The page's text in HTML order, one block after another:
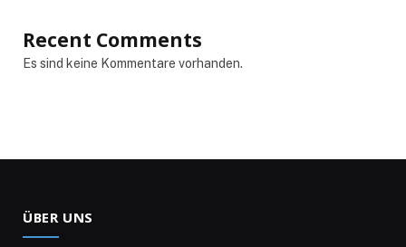
Recent Comments
Es sind keine Kommentare vorhanden.
ÜBER UNS